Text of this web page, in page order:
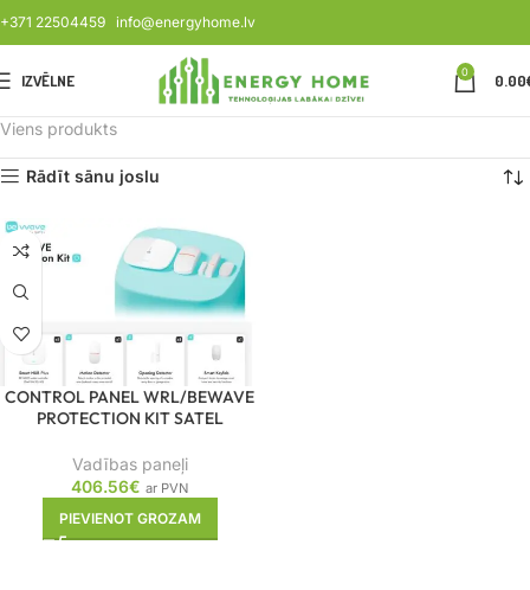
+371 22504459 info@energyhome.lv
IZVĒLNE 0 0.00
Viens produkts
Rādīt sānu joslu
CONTROL PANEL WRL/BEWAVE
PROTECTION KIT SATEL
Vadības paneļi
406.56€ ar PVN
PIEVIENOT GROZAM